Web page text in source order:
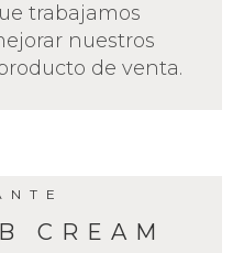
trabajamos
nuestros
de venta.
CREAM